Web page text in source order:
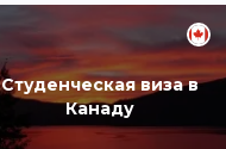
Студенческая виза в
Канаду